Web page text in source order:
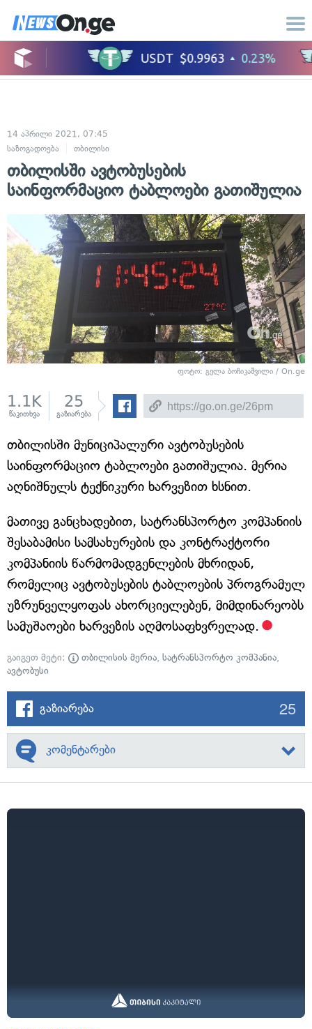
14 აპრილი 2021, 07:45
საზოგადოება
თბილისი
თბილისში ავტობუსების
საინფორმაციო ტაბლოები გათიშულია
ფოტო: გელა ბოჩიკაშვილი / On.ge
1.1K
წაკითხვა
25
გაზიარება
თბილისში მუნიციპალური ავტობუსების
საინფორმაციო ტაბლოები გათიშულია. მერია
აღნიშნულს ტექნიკური ხარვეზით ხსნით.
მათივე განცხადებით, სატრანსპორტო კომპანიის
შესაბამისი სამსახურების და კონტრაქტორი
კომპანიის წარმომადგენლების მხრიდან,
რომელიც ავტობუსების ტაბლოების პროგრამულ
უზრუნველყოფას ახორციელებენ, მიმდინარეობს
სამუშაოები ხარვეზის აღმოსაფხვრელად.
გაიგეთ მეტი: თბილისის მერია, სატრანსპორტო კომპანია,
ავტობუსი
გაზიარება 25
კომენტარები